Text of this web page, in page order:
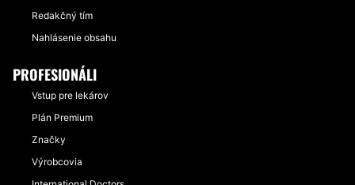
Redakčný tím
Nahlásenie obsahu
PROFESIONÁLI
Vstup pre lekárov
Plán Premium
Značky
Výrobcovia